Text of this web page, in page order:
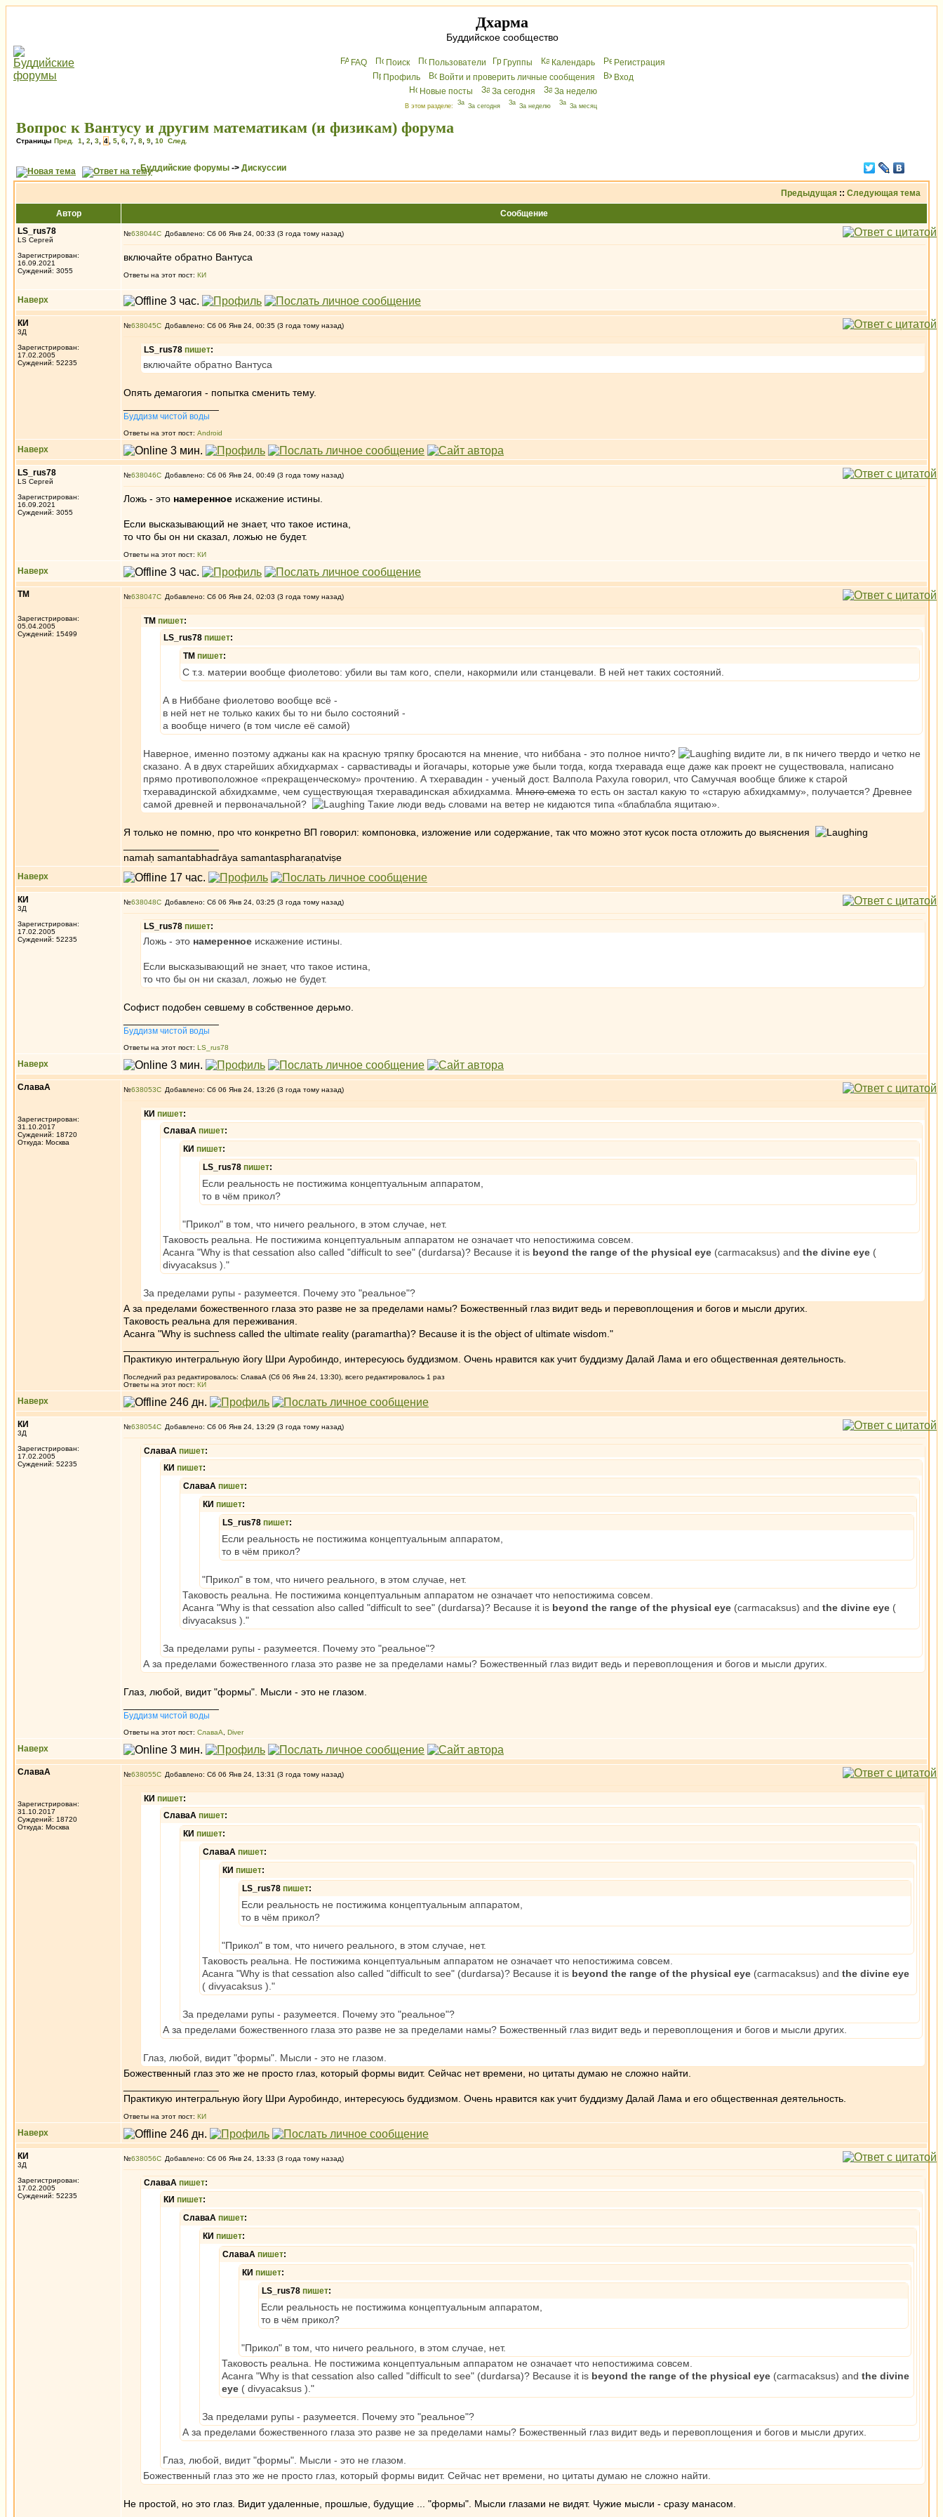
Дхарма
Буддийское сообщество
FAQ Поиск Пользователи Группы Календарь
Peгиcтрaция
Профиль
Войти и проверить личные сообщения
Вхoд
Новые посты
За сегодня За неделю
В этом разделе: За сегодня За неделю За месяц
Вопрос к Вантусу и другим математикам (и физикам) форума
Страницы Пред. 1 2 3 4 5 6 7 8 9 10 След.
Буддийские форумы -> Дискуссии
Предыдущая :: Следующая тема
Автор
Сообщение
LS_rus78
LS Сергей
Зарегистрирован:
16.09.2021
Суждений: 3055
№638044 Добавлено: Сб 06 Янв 24, 00:33 (3 года тому назад)
включайте обратно Вантуса
Ответы на этот пост: КИ
Наверх
КИ
3Д
Зарегистрирован:
17.02.2005
Суждений: 52235
№638045 Добавлено: Сб 06 Янв 24, 00:35 (3 года тому назад)
LS_rus78 пишет:
включайте обратно Вантуса
Опять демагогия - попытка сменить тему.
Буддизм чистой воды
Ответы на этот пост: Android
Наверх
LS_rus78
LS Сергей
Зарегистрирован:
16.09.2021
Суждений: 3055
№638046 Добавлено: Сб 06 Янв 24, 00:49 (3 года тому назад)
Ложь - это намеренное искажение истины.
Если высказывающий не знает, что такое истина,
то что бы он ни сказал, ложью не будет.
Ответы на этот пост: КИ
Наверх
ТМ
Зарегистрирован:
05.04.2005
Суждений: 15499
№638047 Добавлено: Сб 06 Янв 24, 02:03 (3 года тому назад)
ТМ пишет:
LS_rus78 пишет:
ТМ пишет:
С т.з. материи вообще фиолетово: убили вы там кого, спели, накормили или станцевали. В ней нет таких состояний.
А в Ниббане фиолетово вообще всё -
в ней нет не только каких бы то ни было состояний -
а вообще ничего (в том числе её самой)
Наверное, именно поэтому аджаны как на красную тряпку бросаются на мнение, что ниббана - это полное ничто?
видите ли, в пк ничего твердо и четко не
сказано. А в двух старейших абхидхармах - сарвастивады и йогачары, которые уже были тогда, когда тхеравада еще даже как проект не существовала, написано
прямо противоположное «прекращенческому» прочтению. А тхеравадин - ученый дост. Валпола Рахула говорил, что Самуччая вообще ближе к старой
тхеравадинской абхидхамме, чем существующая тхеравадинская абхидхамма. Много смеха то есть он застал какую то «старую абхидхамму», получается? Древнее
самой древней и первоначальной?
Такие люди ведь словами на ветер не кидаются типа «блаблабла ящитаю».
Я только не помню, про что конкретно ВП говорил: компоновка, изложение или содержание, так что можно этот кусок поста отложить до выяснения
namaḥ samantabhadrāya samantaspharaṇatviṣe
Наверх
КИ
3Д
Зарегистрирован:
17.02.2005
Суждений: 52235
№638048 Добавлено: Сб 06 Янв 24, 03:25 (3 года тому назад)
LS_rus78 пишет:
Ложь - это намеренное искажение истины.
Если высказывающий не знает, что такое истина,
то что бы он ни сказал, ложью не будет.
Софист подобен севшему в собственное дерьмо.
Буддизм чистой воды
Ответы на этот пост: LS_rus78
Наверх
СлаваА
Зарегистрирован:
31.10.2017
Суждений: 18720
Откуда: Москва
№638053 Добавлено: Сб 06 Янв 24, 13:26 (3 года тому назад)
КИ пишет:
СлаваА пишет:
КИ пишет:
LS_rus78 пишет:
Если реальность не постижима концептуальным аппаратом,
то в чём прикол?
"Прикол" в том, что ничего реального, в этом случае, нет.
Таковость реальна. Не постижима концептуальным аппаратом не означает что непостижима совсем.
Асанга "Why is that cessation also called "difficult to see" (durdarsa)? Because it is beyond the range of the physical еуе (carmacaksus) and the divine еуе (
divyacaksus )."
За пределами рупы - разумеется. Почему это "реальное"?
А за пределами божественного глаза это разве не за пределами намы? Божественный глаз видит ведь и перевоплощения и богов и мысли других.
Таковость реальна для переживания.
Асанга "Why is suchness called the ultimate reality (paramartha)? Because it is the object of ultimate wisdom."
Практикую интегральную йогу Шри Ауробиндо, интересуюсь буддизмом. Очень нравится как учит буддизму Далай Лама и его общественная деятельность.
Последний раз редактировалось: СлаваА (Сб 06 Янв 24, 13:30), всего редактировалось 1 раз
Ответы на этот пост: КИ
Наверх
КИ
3Д
Зарегистрирован:
17.02.2005
Суждений: 52235
№638054 Добавлено: Сб 06 Янв 24, 13:29 (3 года тому назад)
СлаваА пишет:
КИ пишет:
СлаваА пишет:
КИ пишет:
LS_rus78 пишет:
Если реальность не постижима концептуальным аппаратом,
то в чём прикол?
"Прикол" в том, что ничего реального, в этом случае, нет.
Таковость реальна. Не постижима концептуальным аппаратом не означает что непостижима совсем.
Асанга "Why is that cessation also called "difficult to see" (durdarsa)? Because it is beyond the range of the physical еуе (carmacaksus) and the divine еуе (
divyacaksus )."
За пределами рупы - разумеется. Почему это "реальное"?
А за пределами божественного глаза это разве не за пределами намы? Божественный глаз видит ведь и перевоплощения и богов и мысли других.
Глаз, любой, видит "формы". Мысли - это не глазом.
Буддизм чистой воды
Ответы на этот пост: СлаваА Diver
Наверх
СлаваА
Зарегистрирован:
31.10.2017
Суждений: 18720
Откуда: Москва
№638055 Добавлено: Сб 06 Янв 24, 13:31 (3 года тому назад)
КИ пишет:
СлаваА пишет:
КИ пишет:
СлаваА пишет:
КИ пишет:
LS_rus78 пишет:
Если реальность не постижима концептуальным аппаратом,
то в чём прикол?
"Прикол" в том, что ничего реального, в этом случае, нет.
Таковость реальна. Не постижима концептуальным аппаратом не означает что непостижима совсем.
Асанга "Why is that cessation also called "difficult to see" (durdarsa)? Because it is beyond the range of the physical еуе (carmacaksus) and the divine еуе
( divyacaksus )."
За пределами рупы - разумеется. Почему это "реальное"?
А за пределами божественного глаза это разве не за пределами намы? Божественный глаз видит ведь и перевоплощения и богов и мысли других.
Глаз, любой, видит "формы". Мысли - это не глазом.
Божественный глаз это же не просто глаз, который формы видит. Сейчас нет времени, но цитаты думаю не сложно найти.
Практикую интегральную йогу Шри Ауробиндо, интересуюсь буддизмом. Очень нравится как учит буддизму Далай Лама и его общественная деятельность.
Ответы на этот пост: КИ
Наверх
КИ
3Д
Зарегистрирован:
17.02.2005
Суждений: 52235
№638056 Добавлено: Сб 06 Янв 24, 13:33 (3 года тому назад)
СлаваА пишет:
КИ пишет:
СлаваА пишет:
КИ пишет:
СлаваА пишет:
КИ пишет:
LS_rus78 пишет:
Если реальность не постижима концептуальным аппаратом,
то в чём прикол?
"Прикол" в том, что ничего реального, в этом случае, нет.
Таковость реальна. Не постижима концептуальным аппаратом не означает что непостижима совсем.
Асанга "Why is that cessation also called "difficult to see" (durdarsa)? Because it is beyond the range of the physical еуе (carmacaksus) and the divine
еуе ( divyacaksus )."
За пределами рупы - разумеется. Почему это "реальное"?
А за пределами божественного глаза это разве не за пределами намы? Божественный глаз видит ведь и перевоплощения и богов и мысли других.
Глаз, любой, видит "формы". Мысли - это не глазом.
Божественный глаз это же не просто глаз, который формы видит. Сейчас нет времени, но цитаты думаю не сложно найти.
Не простой, но это глаз. Видит удаленные, прошлые, будущие ... "формы". Мысли глазами не видят. Чужие мысли - сразу манасом.